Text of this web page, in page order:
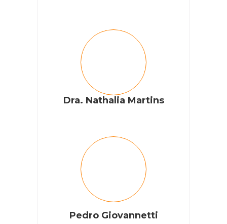
Dra. Nathalia Martins
Pedro Giovannetti